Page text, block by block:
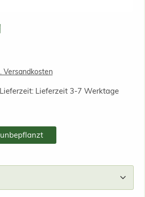
Versandkosten
Lieferzeit 3-7 Werktage
unbepflanzt